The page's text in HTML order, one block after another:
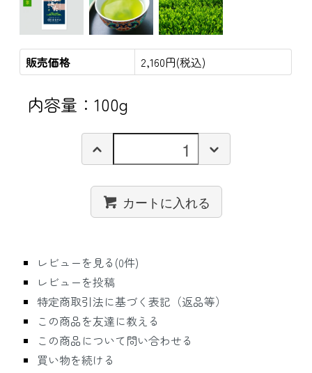
販売価格 2,160円(税込)
内容量：100g
カートに入れる
レビューを見る(0件)
レビューを投稿
特定商取引法に基づく表記（返品等）
この商品を友達に教える
この商品について問い合わせる
買い物を続ける